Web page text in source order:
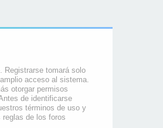
Registrarse tomará solo
acceso al sistema.
otorgar permisos
de identificarse
términos de uso y
de los foros